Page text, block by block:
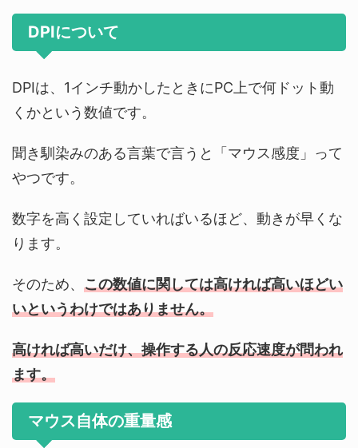
DPIについて
DPIは、1インチ動かしたときにPC上で何ドット動
くかという数値です。
聞き馴染みのある言葉で言うと「マウス感度」って
やつです。
数字を高く設定していればいるほど、動きが早くな
ります。
そのため、 この数値に関しては高ければ高いほどい
いというわけではありません。
高ければ高いだけ、操作する人の反応速度が問われ
ます。
マウス自体の重量感